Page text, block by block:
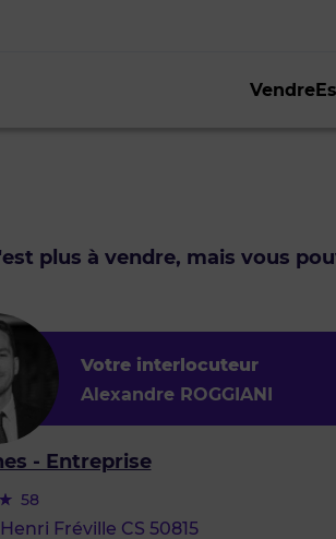
Vendre
plus à vendre, mais vous
Votre interlocuteur
Alexandre ROGGIANI
- Entreprise
58
Fréville CS 50815